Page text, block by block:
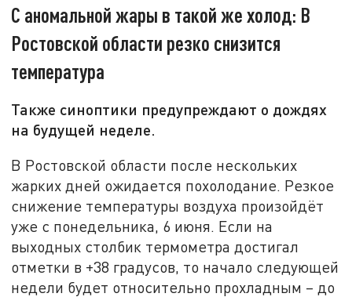
С аномальной жары в такой же холод: В
Ростовской области резко снизится
температура
Также синоптики предупреждают о дождях
на будущей неделе.
В Ростовской области после нескольких
жарких дней ожидается похолодание. Резкое
снижение температуры воздуха произойдёт
уже с понедельника, 6 июня. Если на
выходных столбик термометра достигал
отметки в +38 градусов, то начало следующей
недели будет относительно прохладным – до